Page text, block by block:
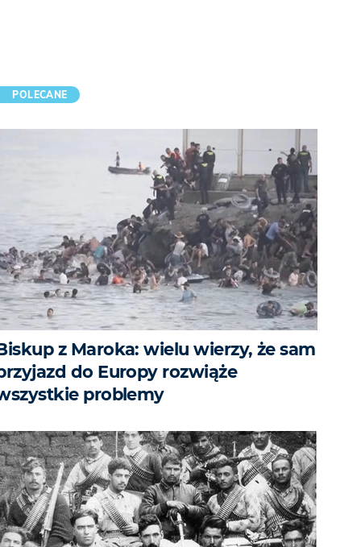
POLECANE
z Maroka: wielu wierzy, że sam
do Europy rozwiąże
problemy